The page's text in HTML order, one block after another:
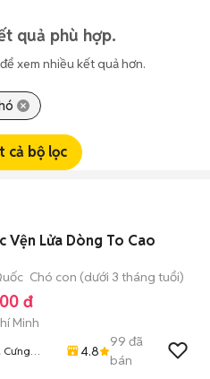
quả phù hợp.
xem nhiều kết quả hơn.
cả bộ lọc
Vện Lửa Dòng To Cao
Chó con (dưới 3 tháng tuổi)
đ
Minh
Cưng
4.8
99 đã
bán